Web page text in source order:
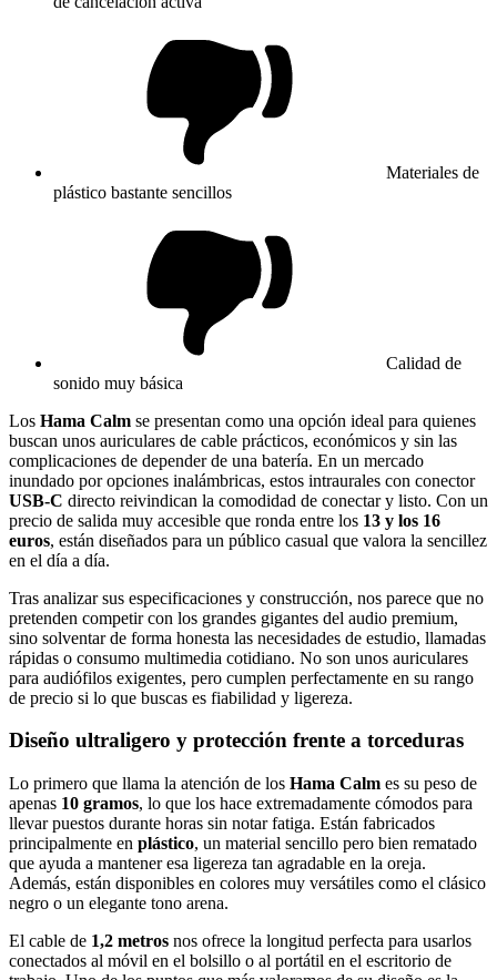
Materiales de
plástico bastante sencillos
Calidad de
sonido muy básica
Los Hama Calm se presentan como una opción ideal para quienes
buscan unos auriculares de cable prácticos, económicos y sin las
complicaciones de depender de una batería. En un mercado
inundado por opciones inalámbricas, estos intraurales con conector
USB-C directo reivindican la comodidad de conectar y listo. Con un
precio de salida muy accesible que ronda entre los 13 y los 16
euros, están diseñados para un público casual que valora la sencillez
en el día a día.
Tras analizar sus especificaciones y construcción, nos parece que no
pretenden competir con los grandes gigantes del audio premium,
sino solventar de forma honesta las necesidades de estudio, llamadas
rápidas o consumo multimedia cotidiano. No son unos auriculares
para audiófilos exigentes, pero cumplen perfectamente en su rango
de precio si lo que buscas es fiabilidad y ligereza.
Diseño ultraligero y protección frente a torceduras
Lo primero que llama la atención de los Hama Calm es su peso de
apenas 10 gramos, lo que los hace extremadamente cómodos para
llevar puestos durante horas sin notar fatiga. Están fabricados
principalmente en plástico, un material sencillo pero bien rematado
que ayuda a mantener esa ligereza tan agradable en la oreja.
Además, están disponibles en colores muy versátiles como el clásico
negro o un elegante tono arena.
El cable de 1,2 metros nos ofrece la longitud perfecta para usarlos
conectados al móvil en el bolsillo o al portátil en el escritorio de